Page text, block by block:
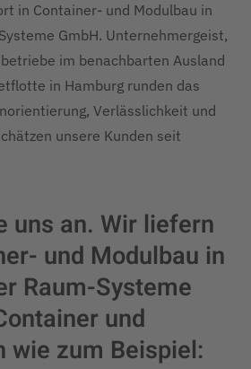
in Container- und Modulbau in
GmbH. Unternehmergeist,
im benachbarten Ausland
in Hamburg runden das
Verlässlichkeit und
unsere Kunden seit
uns an. Wir liefern
und Modulbau in
Raum-Systeme
und
wie zum Beispiel: